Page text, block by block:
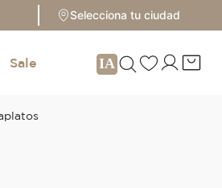
Sale hasta 70%
Selecciona tu ciudad
Sale